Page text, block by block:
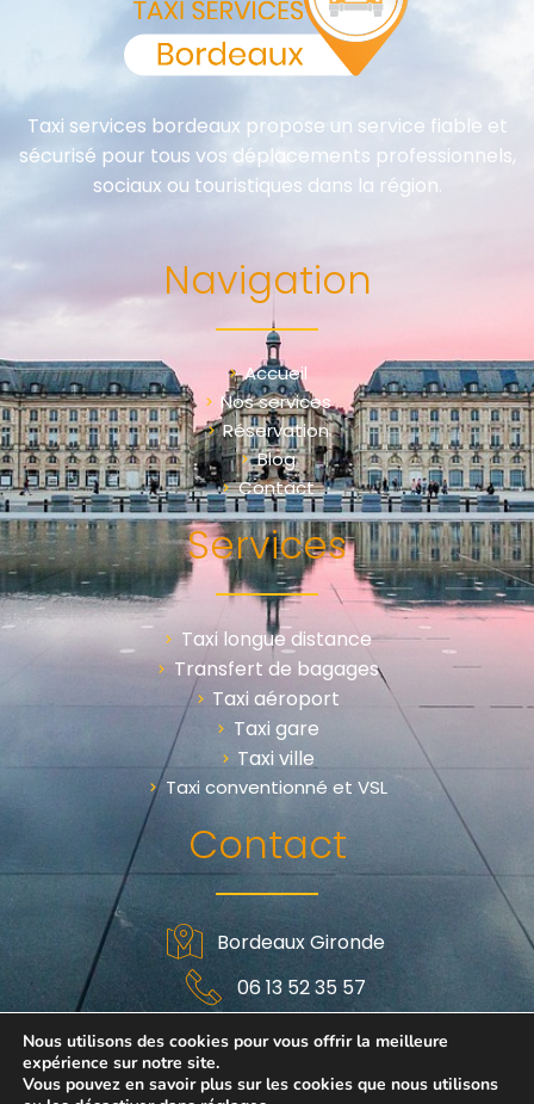
Taxi services bordeaux propose un service fiable et
sécurisé pour tous vos déplacements professionnels,
sociaux ou touristiques dans la région.
Navigation
Accueil
Nos services
Réservation
Blog
Contact
Services
Taxi longue distance
Transfert de bagages
Taxi aéroport
Taxi gare
Taxi ville
Taxi conventionné et VSL
Contact
Bordeaux Gironde
06 13 52 35 57
Politique de confidentialités|Mentions légales
du site|Webmaster Gironde
Nous utilisons des cookies pour vous offrir la meilleure
expérience sur notre site.
Vous pouvez en savoir plus sur les cookies que nous utilisons